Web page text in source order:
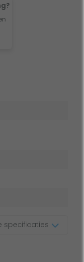
specificaties